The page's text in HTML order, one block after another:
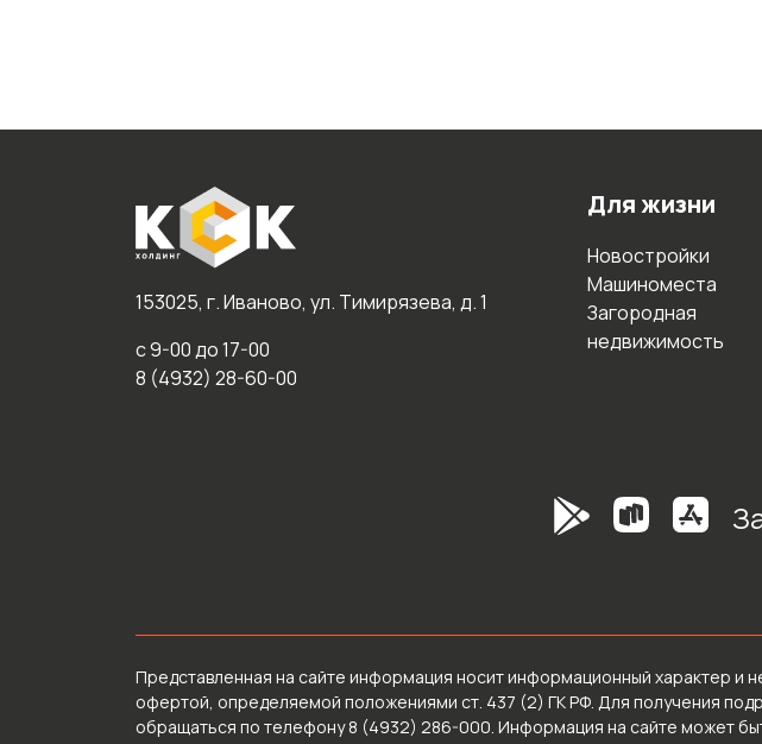
153025, г. Иваново, ул. Тимирязева, д. 1
с 9-00 до 17-00
8 (4932) 28-60-00
Для жизни
Новостройки
Машиноместа
Загородная
недвижимость
Представленная на сайте информация носит информационный характер и
офертой, определяемой положениями ст. 437 (2) ГК РФ. Для получения
обращаться по телефону 8 (4932) 286-000. Информация на сайте может